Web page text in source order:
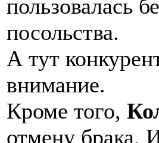
пользовалась
посольства.
А тут
внимание.
Кроме того,
отмену брака.